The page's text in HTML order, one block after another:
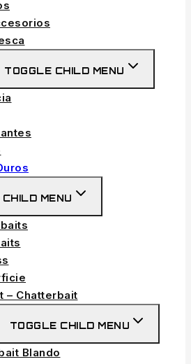
TOGGLE CHILD MENU
MENU
– Chatterbait
TOGGLE CHILD MENU
Blando